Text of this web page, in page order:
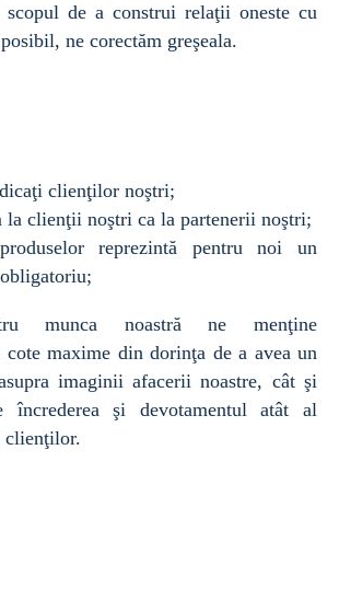
scopul de a construi relaţii oneste cu
ne corectăm greşeala.
clienţilor noştri;
la clienţii noştri ca la partenerii noştri;
reprezintă pentru noi un
munca noastră ne menţine
maxime din dorinţa de a avea un
imaginii afacerii noastre, cât şi
încrederea şi devotamentul atât al
clienţilor.